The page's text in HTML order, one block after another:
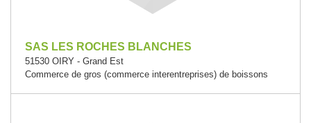
SAS LES ROCHES BLANCHES
51530 OIRY - Grand Est
Commerce de gros (commerce interentreprises) de boissons